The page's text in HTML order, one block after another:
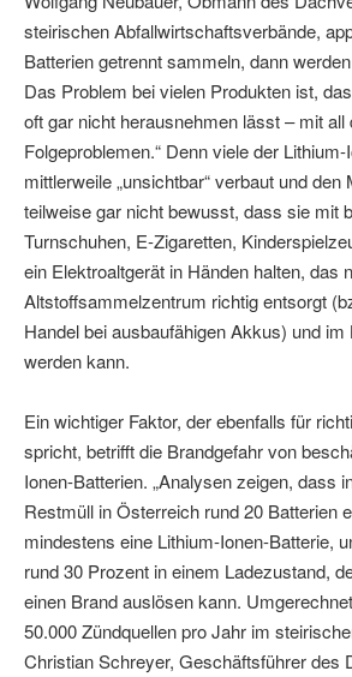
steirischen Abfallwirtschaftsverbände,
Batterien getrennt sammeln, dann
Das Problem bei vielen Produkten ist,
oft gar nicht herausnehmen lässt – mit all
Folgeproblemen.“ Denn viele der
mittlerweile „unsichtbar“ verbaut und den
teilweise gar nicht bewusst, dass sie mit
Turnschuhen, E-Zigaretten,
ein Elektroaltgerät in Händen halten, das
Altstoffsammelzentrum richtig entsorgt
Handel bei ausbaufähigen Akkus) und im
werden kann.
Ein wichtiger Faktor, der ebenfalls für
spricht, betrifft die Brandgefahr von
Ionen-Batterien. „Analysen zeigen, dass
Restmüll in Österreich rund 20 Batterien
mindestens eine Lithium-Ionen-Batterie,
rund 30 Prozent in einem Ladezustand,
einen Brand auslösen kann.
50.000 Zündquellen pro Jahr im
Christian Schreyer, Geschäftsführer des